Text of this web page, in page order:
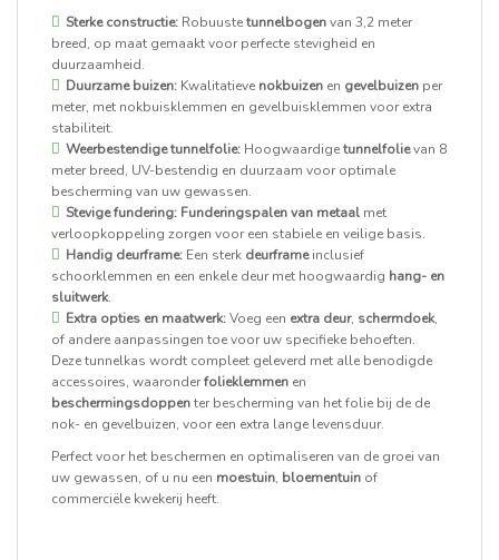
Sterke constructie: Robuustetunnelbogenvan 3,2 meter
breed, op maat gemaakt voor perfecte stevigheid en
duurzaamheid.
Duurzame buizen: Kwalitatieve nokbuizen en gevelbuizen per
meter, met nokbuisklemmen en gevelbuisklemmen voor extra
stabiliteit.
Weerbestendige tunnelfolie: Hoogwaardigetunnelfolievan 8
meter breed, UV-bestendig en duurzaam voor optimale
bescherming van uw gewassen.
Stevige fundering: Funderingspalen van metaal met
verloopkoppeling zorgen voor een stabiele en veilige basis.
Handig deurframe: Een sterk deurframeinclusief
schoorklemmen en een enkele deur met hoogwaardig hang- en
sluitwerk.
Extra opties en maatwerk:Voeg een extra deur, schermdoek,
of andere aanpassingen toe voor uw specifieke behoeften.
Deze tunnelkas wordt compleet geleverd met alle benodigde
accessoires, waaronderfolieklemmen en
beschermingsdoppenter bescherming van het folie bij de de
nok- en gevelbuizen, voor een extra lange levensduur.
Perfect voor het beschermen en optimaliseren van de groei van
uw gewassen, of u nu een moestuin, bloementuin of
commerciële kwekerij heeft.